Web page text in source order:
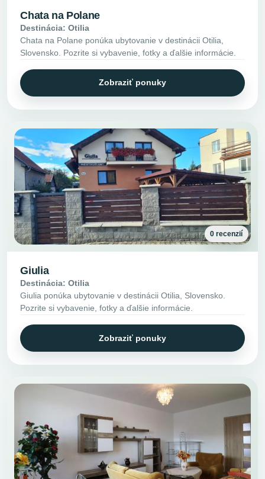
Chata na Polane
Destinácia: Otilia
Chata na Polane ponúka ubytovanie v destinácii Otilia,
Slovensko. Pozrite si vybavenie, fotky a ďalšie informácie.
Zobraziť ponuky
0 recenzií
Giulia
Destinácia: Otilia
Giulia ponúka ubytovanie v destinácii Otilia, Slovensko.
Pozrite si vybavenie, fotky a ďalšie informácie.
Zobraziť ponuky